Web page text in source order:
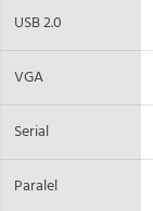
USB 2.0
VGA
Serial
Paralel